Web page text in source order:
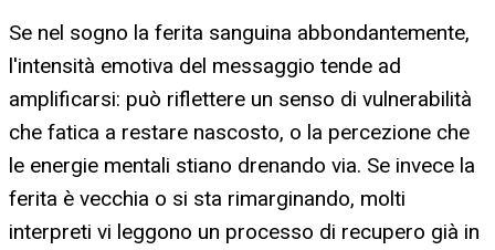
Se nel sogno la ferita sanguina abbondantemente,
l'intensità emotiva del messaggio tende ad
amplificarsi: può riflettere un senso di vulnerabilità
che fatica a restare nascosto, o la percezione che
le energie mentali stiano drenando via. Se invece la
ferita è vecchia o si sta rimarginando, molti
interpreti vi leggono un processo di recupero già in